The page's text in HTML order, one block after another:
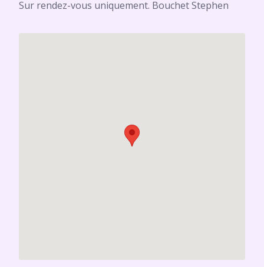
Sur rendez-vous uniquement. Bouchet Stephen